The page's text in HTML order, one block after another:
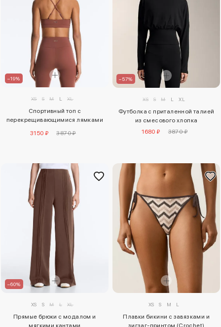
–19%
XS S M L XL
Спортивный топ с
перекрещивающимися лямками
3150 ₽ 3870 ₽
–57%
XS S M L XL
Футболка с приталенной талией
из смесового хлопка
1680 ₽
3870 ₽
–60%
XS S M L XL
Прямые брюки с модалом и
мягкими кантами
XS S M L
Плавки бикини с завязками и
зигзаг-принтом (Crochet)